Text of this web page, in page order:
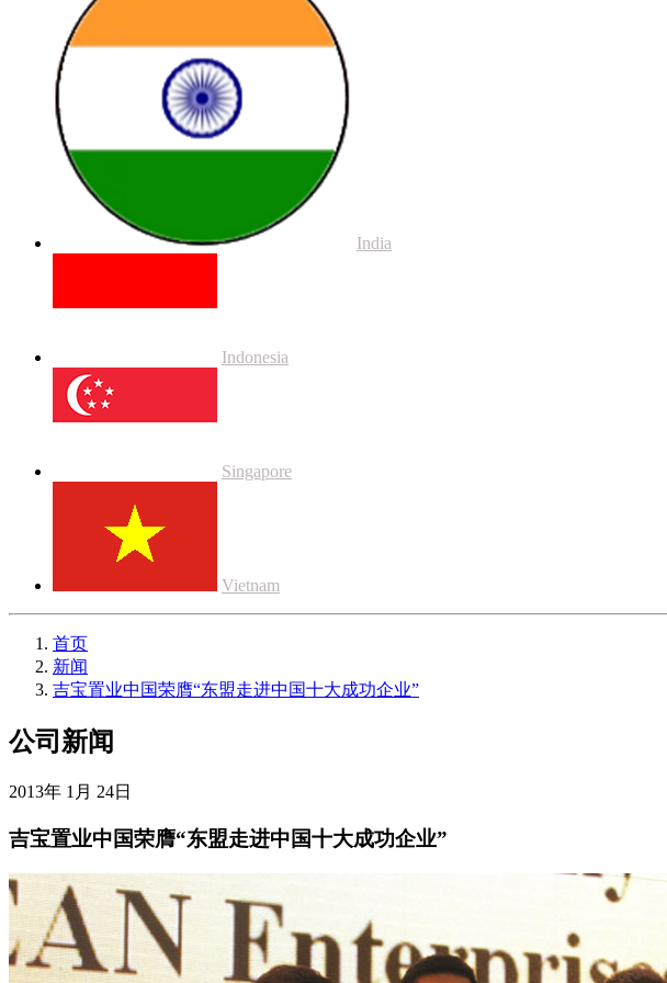
India
Indonesia
Singapore
Vietnam
首页
新闻
吉宝置业中国荣膺“东盟走进中国十大成功企业”
公司新闻
2013年 1月 24日
吉宝置业中国荣膺“东盟走进中国十大成功企业”